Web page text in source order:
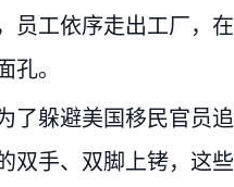
员工依序走出工厂，在
。
了躲避美国移民官员追
双手、双脚上铐，这些